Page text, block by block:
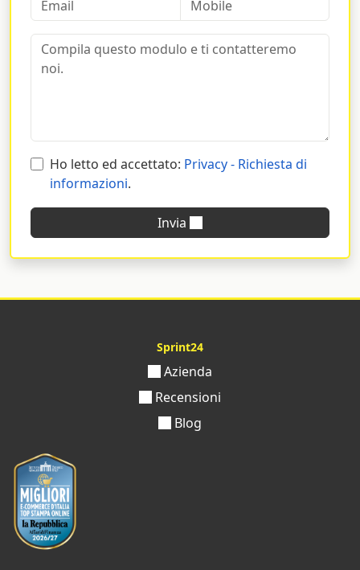
Ho letto ed accettato: Privacy - Richiesta di
informazioni.
Invia
Sprint24
Azienda
Recensioni
Blog